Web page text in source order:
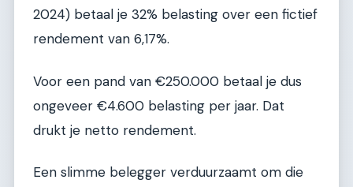
2024) betaal je 32% belasting over een fictief
rendement van 6,17%.
Voor een pand van €250.000 betaal je dus
ongeveer €4.600 belasting per jaar. Dat
drukt je netto rendement.
Een slimme belegger verduurzaamt om die